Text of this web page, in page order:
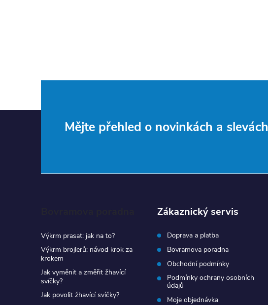
Mějte přehled o novinkách a slevách
Výkrm prasat: jak na to?
Výkrm brojlerů: návod krok za
krokem
Jak vyměnit a změřit žhavící
svíčky?
Jak povolit žhavící svíčky?
Zákaznický servis
Doprava a platba
Bovramova poradna
Obchodní podmínky
Podmínky ochrany osobních
údajů
Moje objednávka